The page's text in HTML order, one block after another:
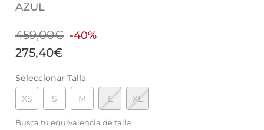
AZUL
459,00€ -40%
275,40€
Seleccionar Talla
XS
S M L XL
Busca tu equivalencia de talla